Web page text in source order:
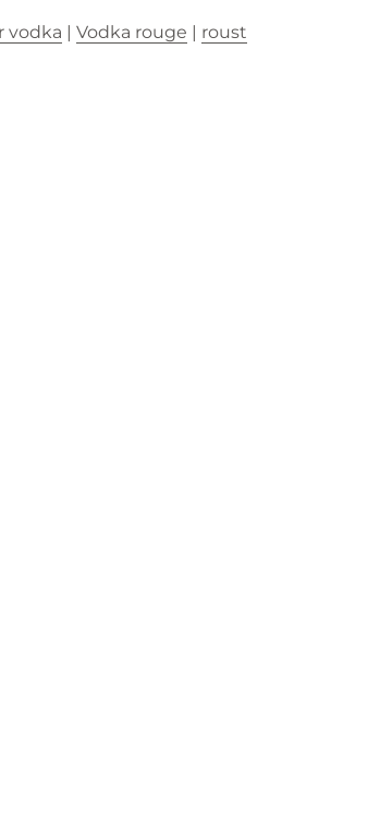
vodka | Vodka rouge | roust